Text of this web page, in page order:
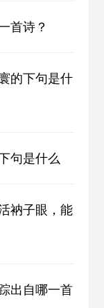
首诗？
的下句是什
句是什么
衲子眼，能
出自哪一首